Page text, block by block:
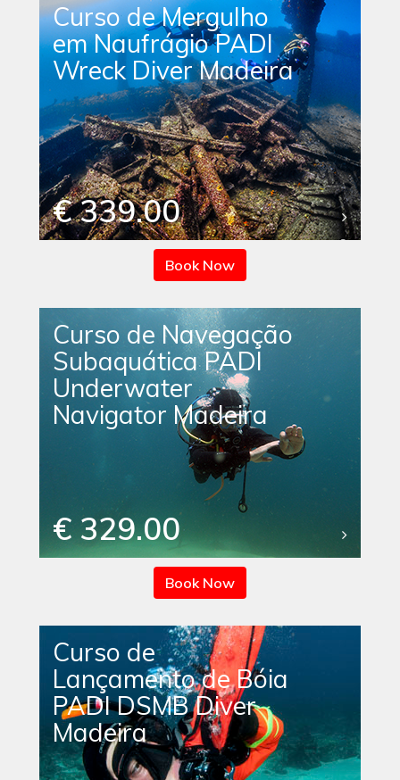
Curso de Mergulho
em Naufrágio PADI
Wreck Diver Madeira
€ 339.00
Book Now
Curso de Navegação
Subaquática PADI
Underwater
Navigator Madeira
€ 329.00
Book Now
Curso de
Lançamento de Bóia
PADI DSMB Diver
Madeira